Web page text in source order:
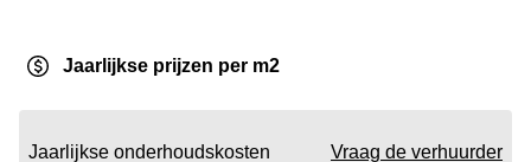
Jaarlijkse prijzen per m2
Jaarlijkse onderhoudskosten Vraag de verhuurder